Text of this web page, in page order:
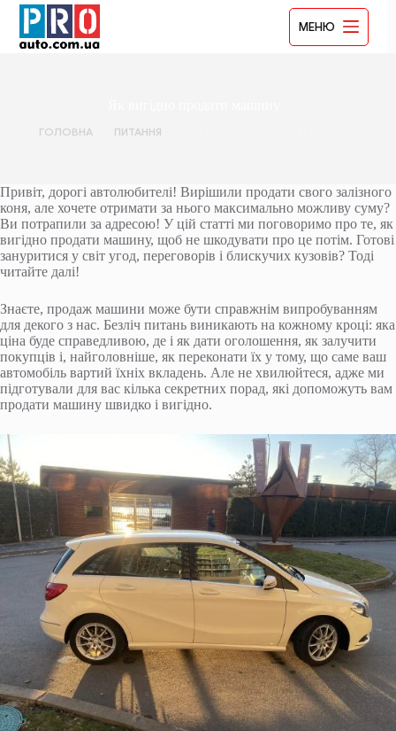
Перейти
вмісту
МЕНЮ
ГОЛОВНА ПИТАННЯ
Привіт, дорогі автолюбителі! Вирішили продати свого залізного
коня, але хочете отримати за нього максимально можливу суму?
Ви потрапили за адресою! У цій статті ми поговоримо про те, як
вигідно продати машину, щоб не шкодувати про це потім. Готові
зануритися у світ угод, переговорів і блискучих кузовів? Тоді
читайте далі!
Знаєте, продаж машини може бути справжнім випробуванням
для декого з нас. Безліч питань виникають на кожному кроці: яка
ціна буде справедливою, де і як дати оголошення, як залучити
покупців і, найголовніше, як переконати їх у тому, що саме ваш
автомобіль вартий їхніх вкладень. Але не хвилюйтеся, адже ми
підготували для вас кілька секретних порад, які допоможуть вам
продати машину швидко і вигідно.